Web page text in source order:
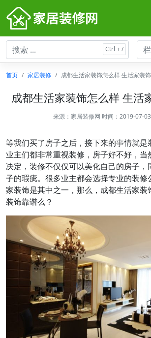
首页 家居装修 成都生活家装饰怎么样 生活家装
成都生活家装饰怎么样 生活
来源： 家居装修网 时间：2019-07-
等我们买了房子之后，接下来的事情就是
业主们都非常重视装修，房子好不好，当
决定，装修不仅仅可以美化自己的房子，
子的瑕疵。很多业主都会选择专业的装修
家装饰是其中之一，那么，成都生活家装
装饰靠谱么？